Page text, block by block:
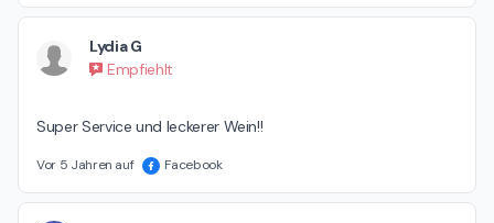
Lydia G
Empfiehlt
Super Service und leckerer Wein!!
Vor 5 Jahren auf Facebook